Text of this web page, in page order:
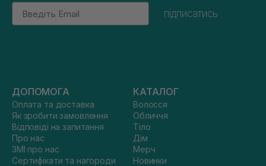
Email
підписатись
ДОПОМОГА
Оплата та доставка
Як зробити замовлення
Відповіді на запитання
Про нас
ЗМІ про нас
Сертифікати та нагороди
КАТАЛОГ
Волосся
Обличчя
Тіло
Дім
Мерч
Новинки